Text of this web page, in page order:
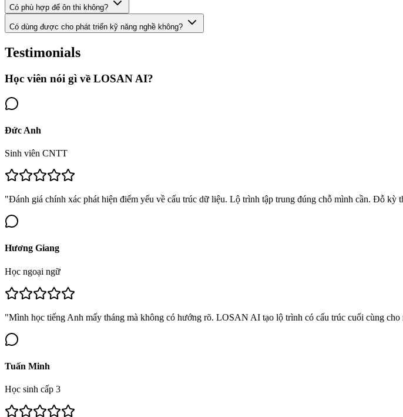
Có phù hợp để ôn thi không?
Có dùng được cho phát triển kỹ năng nghề không?
Testimonials
Học viên nói gì về LOSAN AI?
Đức Anh
Sinh viên CNTT
"Đánh giá chính xác phát hiện điểm yếu về cấu trúc dữ liệu. Lộ trình tập trung đúng chỗ mình cần. Đỗ kỳ
Hương Giang
Học ngoại ngữ
"Mình học tiếng Anh mấy tháng mà không có hướng rõ. LOSAN AI tạo lộ trình có cấu trúc cuối cùng
Tuấn Minh
Học sinh cấp 3